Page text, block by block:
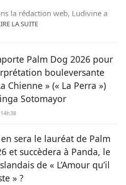
LA SUITE
la rédaction web, Ludivine a
animaux. Maîtresse de 6
Palm Dog 2026 pour
bouleversante
Chienne » (« La Perra »)
Sotomayor
sera le lauréat de Palm
et succèdera à Panda, le
de « L’Amour qu’il
» ?